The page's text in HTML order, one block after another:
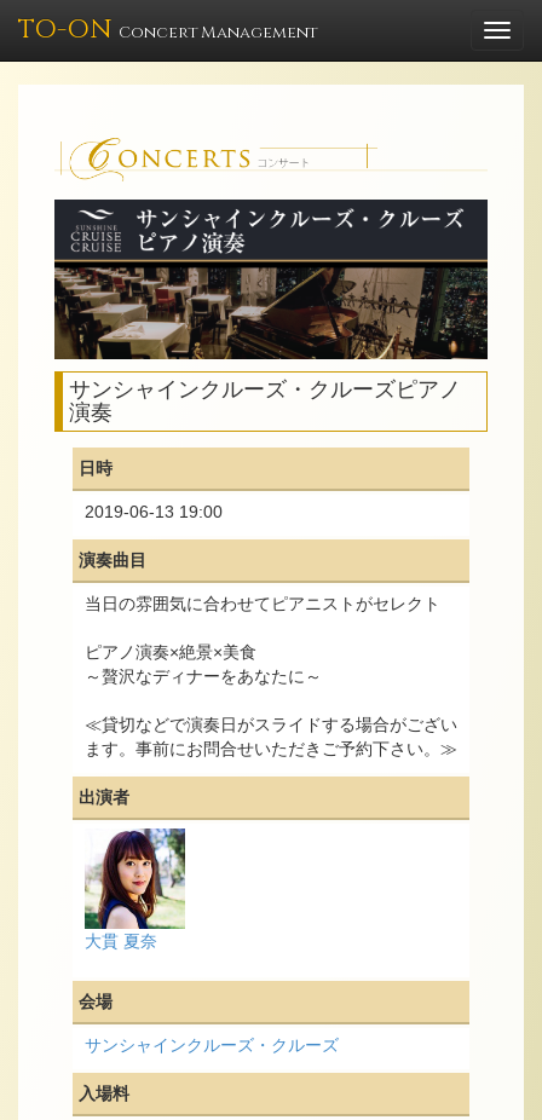
TO-ON Concert Management
サンシャインクルーズ・クルーズピアノ
演奏
日時
2019-06-13 19:00
演奏曲目
当日の雰囲気に合わせてピアニストがセレクト
ピアノ演奏×絶景×美食
～贅沢なディナーをあなたに～
≪貸切などで演奏日がスライドする場合がござい
ます。事前にお問合せいただきご予約下さい。≫
出演者
大貫 夏奈
会場
サンシャインクルーズ・クルーズ
入場料